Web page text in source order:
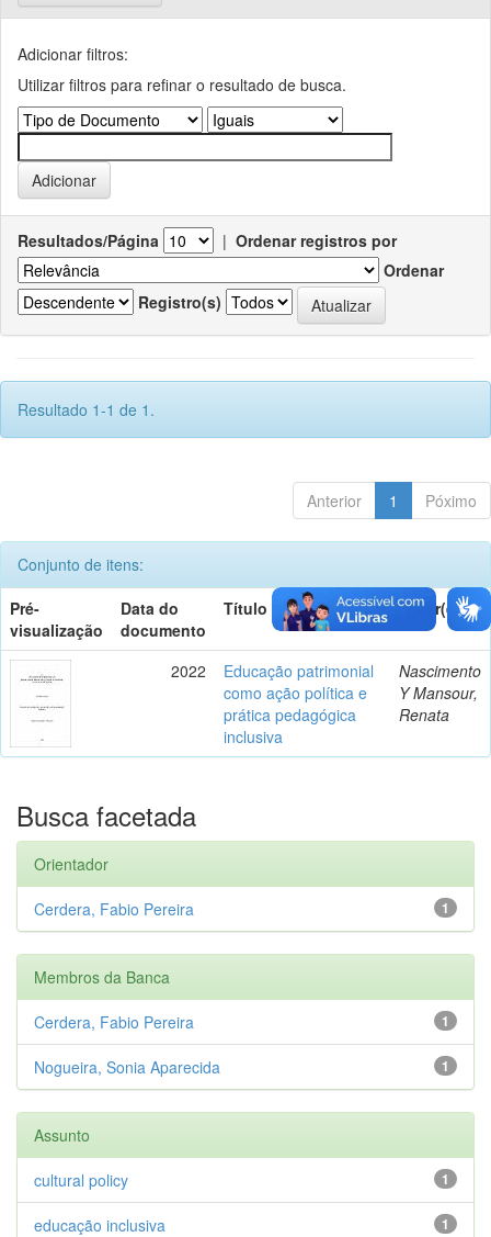
Adicionar filtros:
Utilizar filtros para refinar o resultado de busca.
Resultados/Página | Ordenar registros por
Ordenar
Registro(s)
Resultado 1-1 de 1.
Anterior 1 Póximo
Conjunto de itens:
Pré-
visualização
Data do
documento
Título Autor(es)
2022
Educação patrimonial
como ação política e
prática pedagógica
inclusiva
Nascimento
Y Mansour,
Renata
Busca facetada
Orientador
1
Cerdera, Fabio Pereira
Membros da Banca
1
Cerdera, Fabio Pereira
1
Nogueira, Sonia Aparecida
Assunto
1
cultural policy
1
educação inclusiva